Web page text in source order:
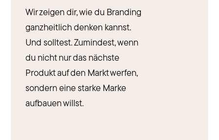
Wir zeigen dir, wie du Branding
ganzheitlich denken kannst.
Und solltest. Zumindest, wenn
du nicht nur das nächste
Produkt auf den Markt werfen,
sondern eine starke Marke
aufbauen willst.